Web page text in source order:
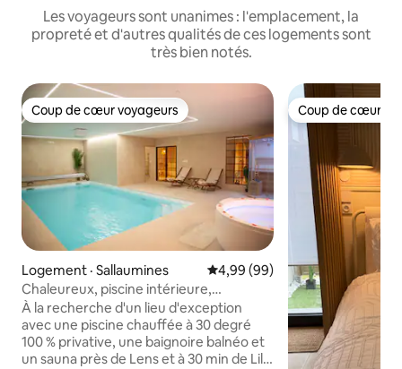
Les voyageurs sont unanimes : l'emplacement, la
propreté et d'autres qualités de ces logements sont
très bien notés.
Coup de cœur voyageurs
Coup de cœur voyageurs
Logement · Sallaumines Note moyenne de 4,99 sur 5,
4,99 (99)
Chaleureux, piscine intérieure,
spa/sauna,évasion
À la recherche d'un lieu d'exception
avec une piscine chauffée à 30 degré
100 % privative, une baignoire balnéo et
un sauna près de Lens et à 30 min de Lille
Coup de cœur
Coup de cœur